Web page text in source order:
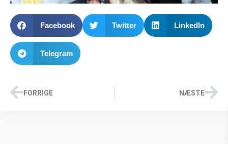
Facebook Twitter LinkedIn
Telegram
FORRIGE NÆSTE